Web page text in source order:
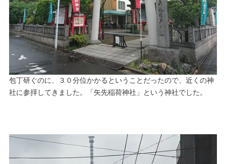
包丁研ぐのに、３０分位かかるということだったので、近くの神
社に参拝してきました。「矢先稲荷神社」という神社でした。